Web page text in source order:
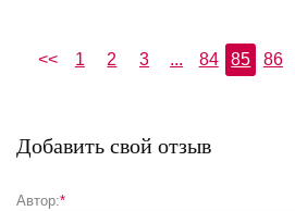
<< 1 2 3 ... 84 85 86
Добавить свой отзыв
Автор:*